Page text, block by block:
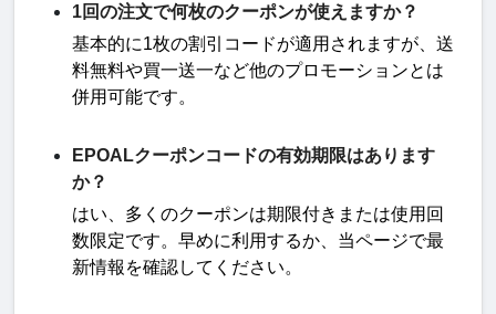
1回の注文で何枚のクーポンが使えますか？
基本的に1枚の割引コードが適用されますが、送
料無料や買一送一など他のプロモーションとは
併用可能です。
EPOALクーポンコードの有効期限はあります
か？
はい、多くのクーポンは期限付きまたは使用回
数限定です。早めに利用するか、当ページで最
新情報を確認してください。